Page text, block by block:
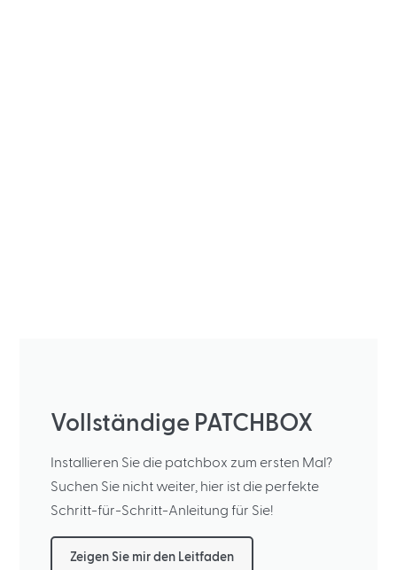
Vollständige PATCHBOX
Installieren Sie die patchbox zum ersten Mal?
Suchen Sie nicht weiter, hier ist die perfekte
Schritt-für-Schritt-Anleitung für Sie!
Zeigen Sie mir den Leitfaden